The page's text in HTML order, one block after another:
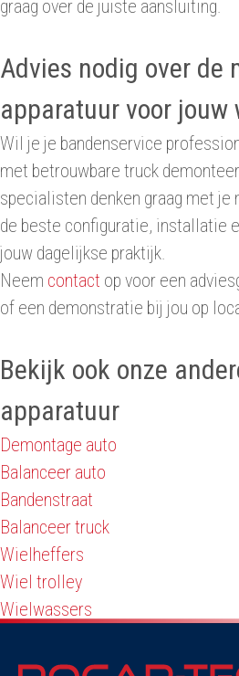
graag over de juiste aansluiting.
Advies nodig over de
apparatuur voor jouw
Wil je je bandenservice
met betrouwbare truck
specialisten denken graag met je
de beste configuratie, installatie
jouw dagelijkse praktijk.
Neem contact op voor een
of een demonstratie bij jou op
Bekijk ook onze
apparatuur
Demontage auto
Balanceer auto
Bandenstraat
Balanceer truck
Wielheffers
Wiel trolley
Wielwassers